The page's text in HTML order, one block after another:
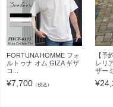
FORTUNA HOMME フォ
ルトゥナ オム GIZA ギザ
コ...
¥7,700 （税込）
【予
レリ
ザー
¥